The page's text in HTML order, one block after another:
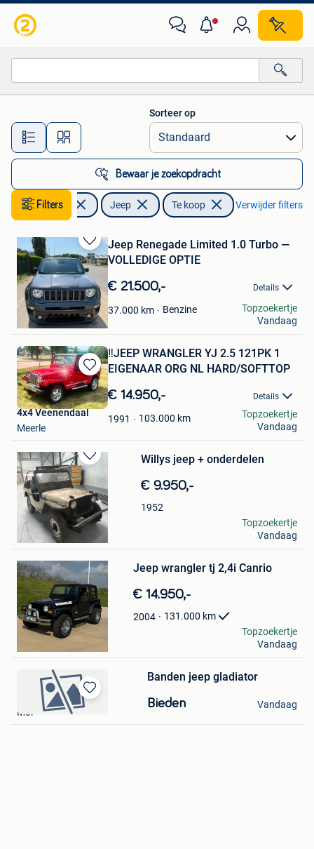
Alle afstanden…
Sorteer op
Bewaar je zoekopdracht
Filters
Auto's Jeep Te koop Verwijder filters
Bewaren
in
Mijn
Favorieten
Jeep Renegade Limited 1.0 Turbo —
VOLLEDIGE OPTIE
€ 21.500,- Details
37.000 km Benzine
Rebecca
Vorst
Topzoekertje
Vandaag
Bewaren
in
Mijn
Favorieten
‼️JEEP WRANGLER YJ 2.5 121PK 1
EIGENAAR ORG NL HARD/SOFTTOP
€ 14.950,- Details
1991 103.000 km
4x4 Veenendaal
Meerle
Topzoekertje
Vandaag
Bewaren
in
Mijn
Favorieten
Willys jeep + onderdelen
€ 9.950,-
1952
M
Balen
Topzoekertje
Vandaag
Mijn
Favorieten
Jeep wrangler tj 2,4i Canrio
€ 14.950,-
2004 131.000 km
Eli
Topzoekertje
Vandaag
Bewaren
Banden jeep gladiator
Bieden
Mol
Vandaag